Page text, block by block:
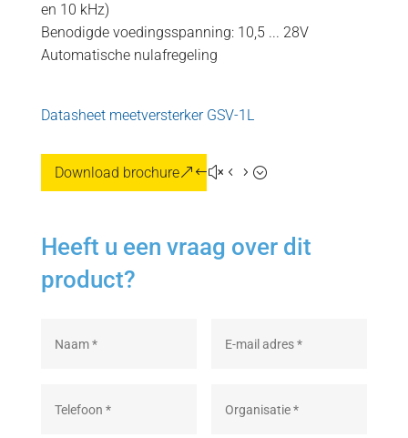
en 10 kHz)
Benodigde voedingsspanning: 10,5 ... 28V
Automatische nulafregeling
Datasheet meetversterker GSV-1L
Download brochure
Heeft u een vraag over dit
product?